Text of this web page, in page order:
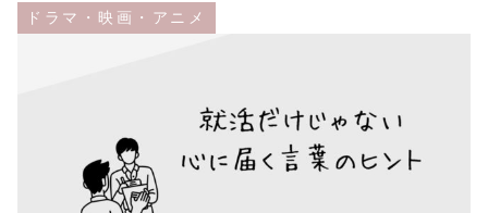
ドラマ・映画・アニメ